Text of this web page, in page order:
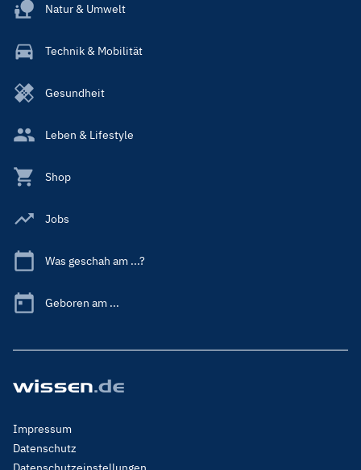
Natur & Umwelt
Technik & Mobilität
Gesundheit
Leben & Lifestyle
Shop
Jobs
Was geschah am ...?
Geboren am ...
Footer
Menu
Legal
Impressum
Datenschutz